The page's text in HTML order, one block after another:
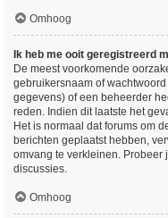
Omhoog
Ik heb me ooit geregistreerd
De meest voorkomende
gebruikersnaam of
gegevens) of een beheerder
reden. Indien dit laatste het
Het is normaal dat forums om
berichten geplaatst hebben,
omvang te verkleinen. Probeer
discussies.
Omhoog